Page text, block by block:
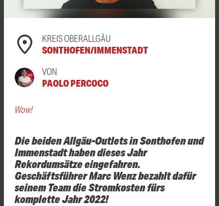
KREIS OBERALLGÄU
SONTHOFEN/IMMENSTADT
VON
PAOLO PERCOCO
Wow!
Die beiden Allgäu-Outlets in Sonthofen und
Immenstadt haben dieses Jahr
Rekordumsätze eingefahren.
Geschäftsführer Marc Wenz bezahlt dafür
seinem Team die Stromkosten fürs
komplette Jahr 2022!